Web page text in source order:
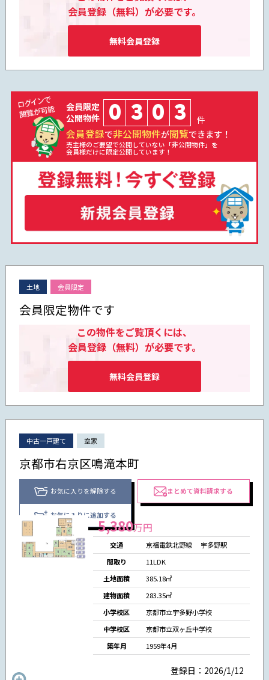
会員登録（無料）が必要です。
無料会員登録
会員限定
公開物件
0 3 0 3 件
会員登録で非公開物件が閲覧できます！
売主様のご要望で公開していない「非公開物件」を
会員様だけに限定公開しています！
土地 会員限定
会員限定物件です
この物件をご覧頂くには、
会員登録（無料）が必要です。
無料会員登録
中古一戸建て 空家
京都市右京区鳴滝本町
お気に入りを解除する
お気に入りに追加する
まとめて資料請求する
5,380万円
交通 京福電鉄北野線 宇多野駅
間取り
11LDK
土地面積
385.18㎡
建物面積
283.35㎡
小学校区
京都市立宇多野小学校
中学校区
京都市立双ヶ丘中学校
築年月
1959年4月
登録日：2026/1/12